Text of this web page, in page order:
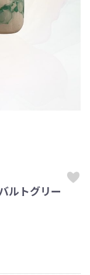
ルトグリー